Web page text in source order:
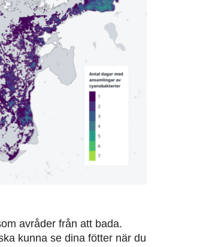
avråder från att bada.
kunna se dina fötter när du